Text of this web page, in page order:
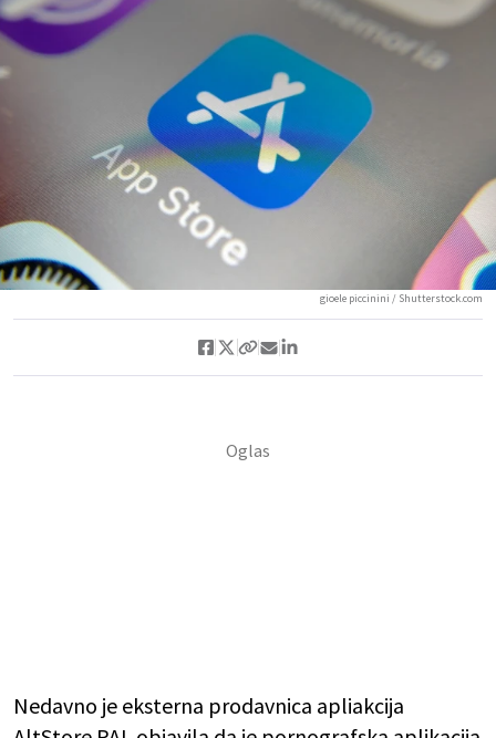
gioele piccinini / Shutterstock.com
Nedavno je eksterna prodavnica apliakcija